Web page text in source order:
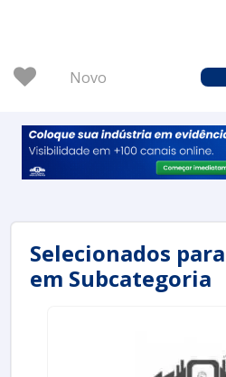
Novo
Selecionados
em Subcategoria